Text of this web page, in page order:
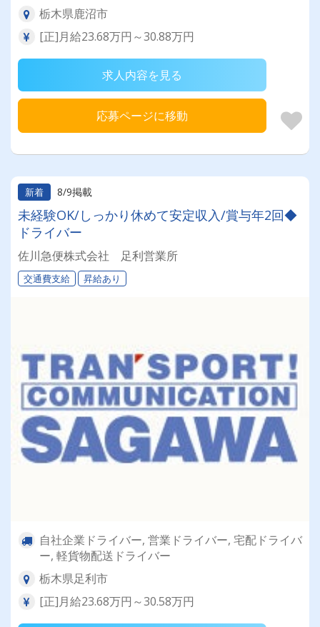
栃木県鹿沼市
[正]月給23.68万円～30.88万円
求人内容を見る
応募ページに移動
新着 8/9掲載
未経験OK/しっかり休めて安定収入/賞与年2回◆
ドライバー
佐川急便株式会社 足利営業所
交通費支給 昇給あり
自社企業ドライバー, 営業ドライバー, 宅配ドライバ
ー, 軽貨物配送ドライバー
栃木県足利市
[正]月給23.68万円～30.58万円